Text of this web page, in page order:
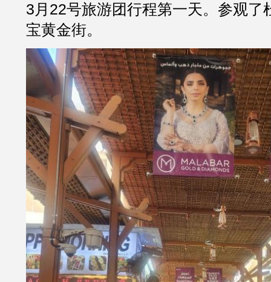
3月22号旅游团行程第一天。参观了
宝黄金街。